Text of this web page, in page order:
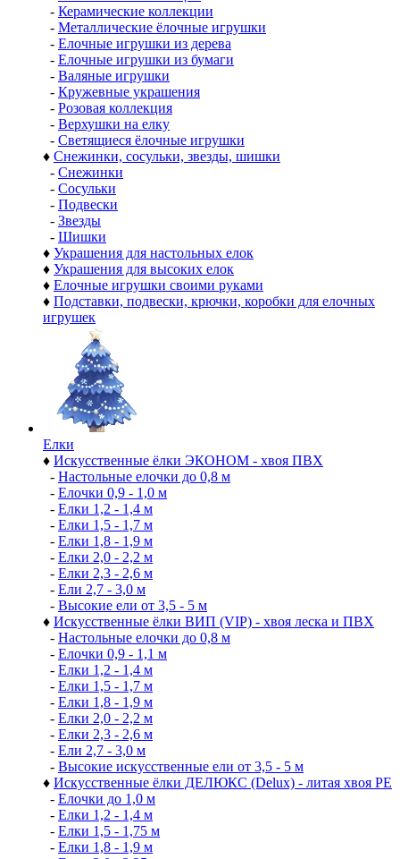
- Керамические коллекции
- Металлические ёлочные игрушки
- Елочные игрушки из дерева
- Елочные игрушки из бумаги
- Валяные игрушки
- Кружевные украшения
- Розовая коллекция
- Верхушки на елку
- Светящиеся ёлочные игрушки
♦ Снежинки, сосульки, звезды, шишки
- Снежинки
- Сосульки
- Подвески
- Звезды
- Шишки
♦ Украшения для настольных елок
♦ Украшения для высоких елок
♦ Елочные игрушки своими руками
♦ Подставки, подвески, крючки, коробки для елочных
игрушек
Елки
♦ Искусственные ёлки ЭКОНОМ - хвоя ПВХ
- Настольные елочки до 0,8 м
- Елочки 0,9 - 1,0 м
- Елки 1,2 - 1,4 м
- Елки 1,5 - 1,7 м
- Елки 1,8 - 1,9 м
- Елки 2,0 - 2,2 м
- Елки 2,3 - 2,6 м
- Ели 2,7 - 3,0 м
- Высокие ели от 3,5 - 5 м
♦ Искусственные ёлки ВИП (VIP) - хвоя леска и ПВХ
- Настольные елочки до 0,8 м
- Елочки 0,9 - 1,1 м
- Елки 1,2 - 1,4 м
- Елки 1,5 - 1,7 м
- Елки 1,8 - 1,9 м
- Елки 2,0 - 2,2 м
- Елки 2,3 - 2,6 м
- Ели 2,7 - 3,0 м
- Высокие искусственные ели от 3,5 - 5 м
♦ Искусственные ёлки ДЕЛЮКС (Delux) - литая хвоя РЕ
- Елочки до 1,0 м
- Елки 1,2 - 1,4 м
- Елки 1,5 - 1,75 м
- Елки 1,8 - 1,9 м